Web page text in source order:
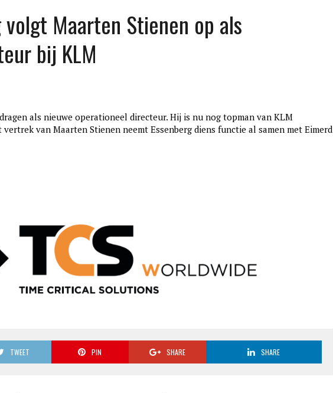
volgt Maarten Stienen op als
bij KLM
als nieuwe operationeel directeur. Hij is nu nog topman van KLM
van Maarten Stienen neemt Essenberg diens functie al samen met Eimerd
TWEET PIN SHARE SHARE
edition3